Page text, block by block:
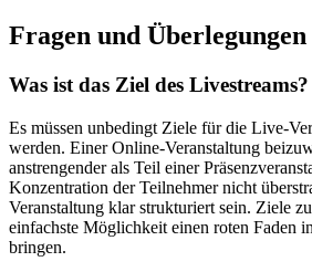
Fragen und Überlegungen
Was ist das Ziel des Livestreams?
Es müssen unbedingt Ziele für die Live-
werden. Einer Online-Veranstaltung
anstrengender als Teil einer
Konzentration der Teilnehmer nicht
Veranstaltung klar strukturiert sein. Ziele
einfachste Möglichkeit einen roten Faden
bringen.